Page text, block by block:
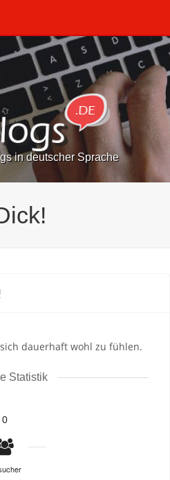
in deutscher Sprache
dauerhaft wohl zu fühlen.
Statistik
0